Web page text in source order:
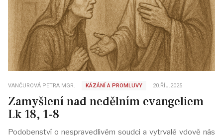
VANČUROVÁ PETRA MGR. KÁZÁNÍ A PROMLUVY 20.ŘÍJ.2025
Zamyšlení nad nedělním evangeliem
Lk 18, 1-8
Podobenství o nespravedlivém soudci a vytrvalé vdově nás